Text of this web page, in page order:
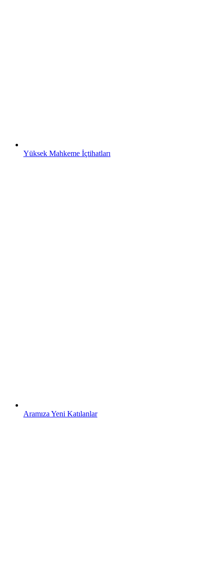
Yüksek Mahkeme İçtihatları
Aramıza Yeni Katılanlar